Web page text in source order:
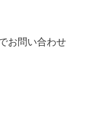
お問い合わせ